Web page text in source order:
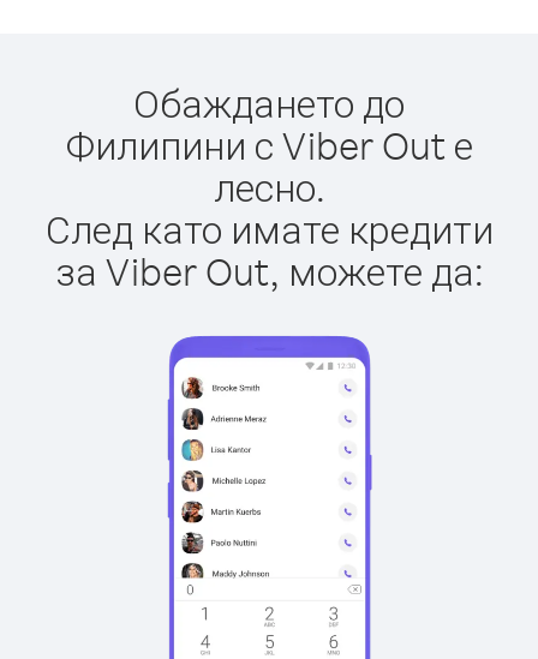
Обаждането до
Филипини с Viber Out е
лесно.
След като имате кредити
за Viber Out, можете да: